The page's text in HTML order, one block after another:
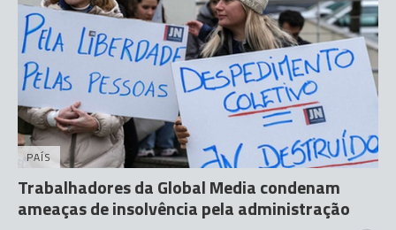
PAÍS
Trabalhadores da Global Media condenam
ameaças de insolvência pela administração